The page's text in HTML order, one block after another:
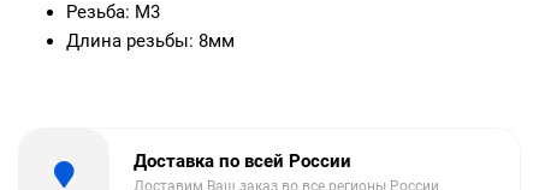
Резьба: М3
Длина резьбы: 8мм
Доставка по всей России
Доставим Ваш заказ во все регионы России